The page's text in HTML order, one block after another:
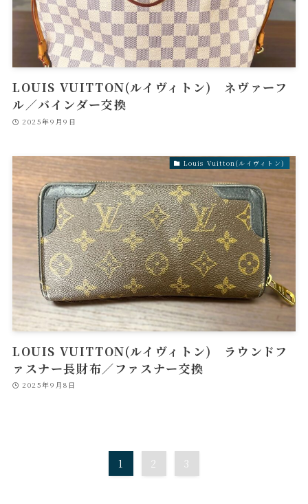
LOUIS VUITTON(ルイヴィトン) ネヴァーフ
ル／バインダー交換
2025年9月9日
Louis Vuitton(ルイヴィトン)
LOUIS VUITTON(ルイヴィトン) ラウンドフ
ァスナー長財布／ファスナー交換
2025年9月8日
1 2 3